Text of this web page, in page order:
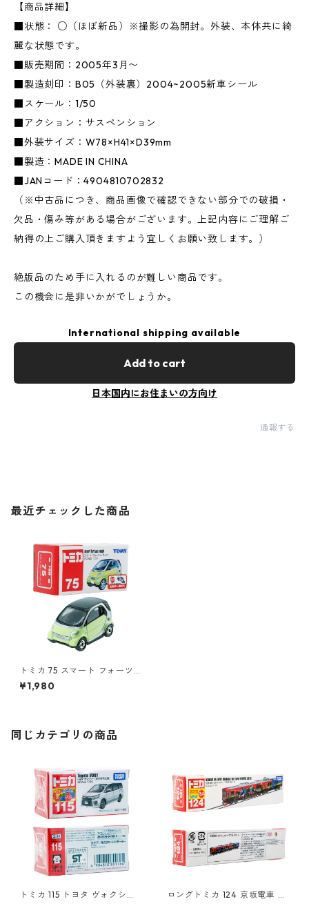
【商品詳細】
■状態： ○（ほぼ新品）※撮影の為開封。外装、本体共に綺
麗な状態です。
■販売期間：2005年3月〜
■製造刻印：B05（外装裏）2004~2005新車シール
■スケール：1/50
■アクション：サスペンション
■外装サイズ：W78×H41×D39mm
■製造：MADE IN CHINA
■JANコード：4904810702832
（※中古品につき、商品画像で確認できない部分での破損・
欠品・傷み等がある場合がございます。上記内容にご理解ご
納得の上ご購入頂きますよう宜しくお願い致します。）
絶版品のため手に入れるのが難しい商品です。
この機会に是非いかがでしょうか。
International shipping available
Add to cart
日本国内にお住まいの方向け
通報する
最近チェックした商品
トミカ 75 スマート フォーツ
ー クーペ #10702832
¥1,980
同じカテゴリの商品
トミカ 115 トヨタ ヴォクシー
ロングトミカ 124 京坂電車 き